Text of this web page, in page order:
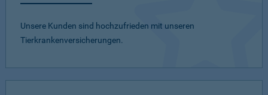
Unsere Kunden sind hochzufrieden mit unseren
Tierkrankenversicherungen.